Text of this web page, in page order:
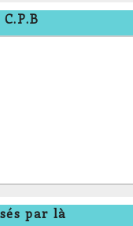
par là